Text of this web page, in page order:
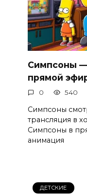
Симпсоны
прямой
0 540
Симпсоны
трансляция в
Симпсоны в
анимация
ДЕТСКИЕ